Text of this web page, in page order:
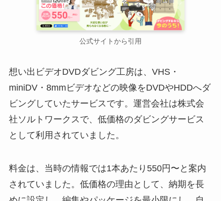
公式サイトから引用
想い出ビデオDVDダビング工房は、VHS・
miniDV・8mmビデオなどの映像をDVDやHDDへダ
ビングしていたサービスです。運営会社は株式会
社ソルトワークスで、低価格のダビングサービス
として利用されていました。
料金は、当時の情報では1本あたり550円〜と案内
されていました。低価格の理由として、納期を長